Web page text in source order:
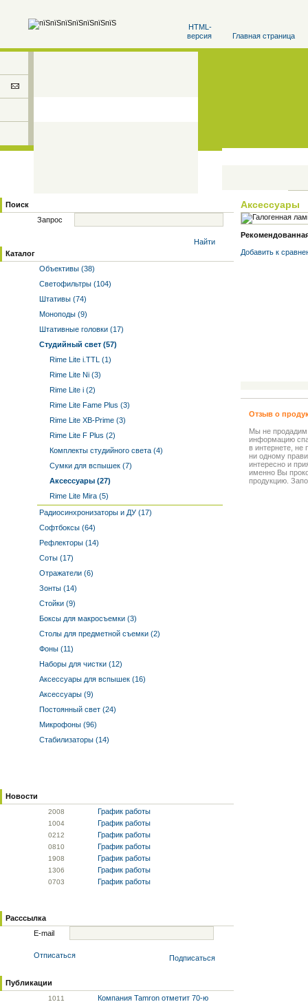
HTML-
версия
Главная страница
Поиск
Запрос
Найти
Каталог
Объективы (38)
Светофильтры (104)
Штативы (74)
Моноподы (9)
Штативные головки (17)
Студийный свет (57)
Rime Lite i.TTL (1)
Rime Lite Ni (3)
Rime Lite i (2)
Rime Lite Fame Plus (3)
Rime Lite XB-Prime (3)
Rime Lite F Plus (2)
Комплекты студийного света (4)
Сумки для вспышек (7)
Аксессуары (27)
Rime Lite Mira (5)
Радиосинхронизаторы и ДУ (17)
Софтбоксы (64)
Рефлекторы (14)
Соты (17)
Отражатели (6)
Зонты (14)
Стойки (9)
Боксы для макросъемки (3)
Столы для предметной съемки (2)
Фоны (11)
Наборы для чистки (12)
Аксессуары для вспышек (16)
Аксессуары (9)
Постоянный свет (24)
Микрофоны (96)
Стабилизаторы (14)
Новости
2008 График работы
1004 График работы
0212 График работы
0810 График работы
1908 График работы
1306 График работы
0703 График работы
Расссылка
E-mail
Отписаться Подписаться
Публикации
1011
Компания Tamron отметит 70-ю
Аксессуары
Добавить к
Отзыв о
Мы не
информацию
в интернете, не
ни одному
интересно и
именно Вы
продукцию.